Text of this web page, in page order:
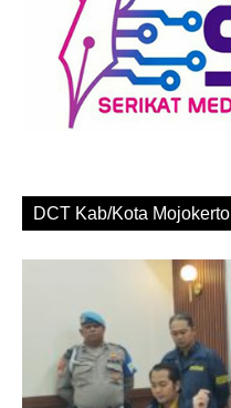
DCT Kab/Kota Mojokerto